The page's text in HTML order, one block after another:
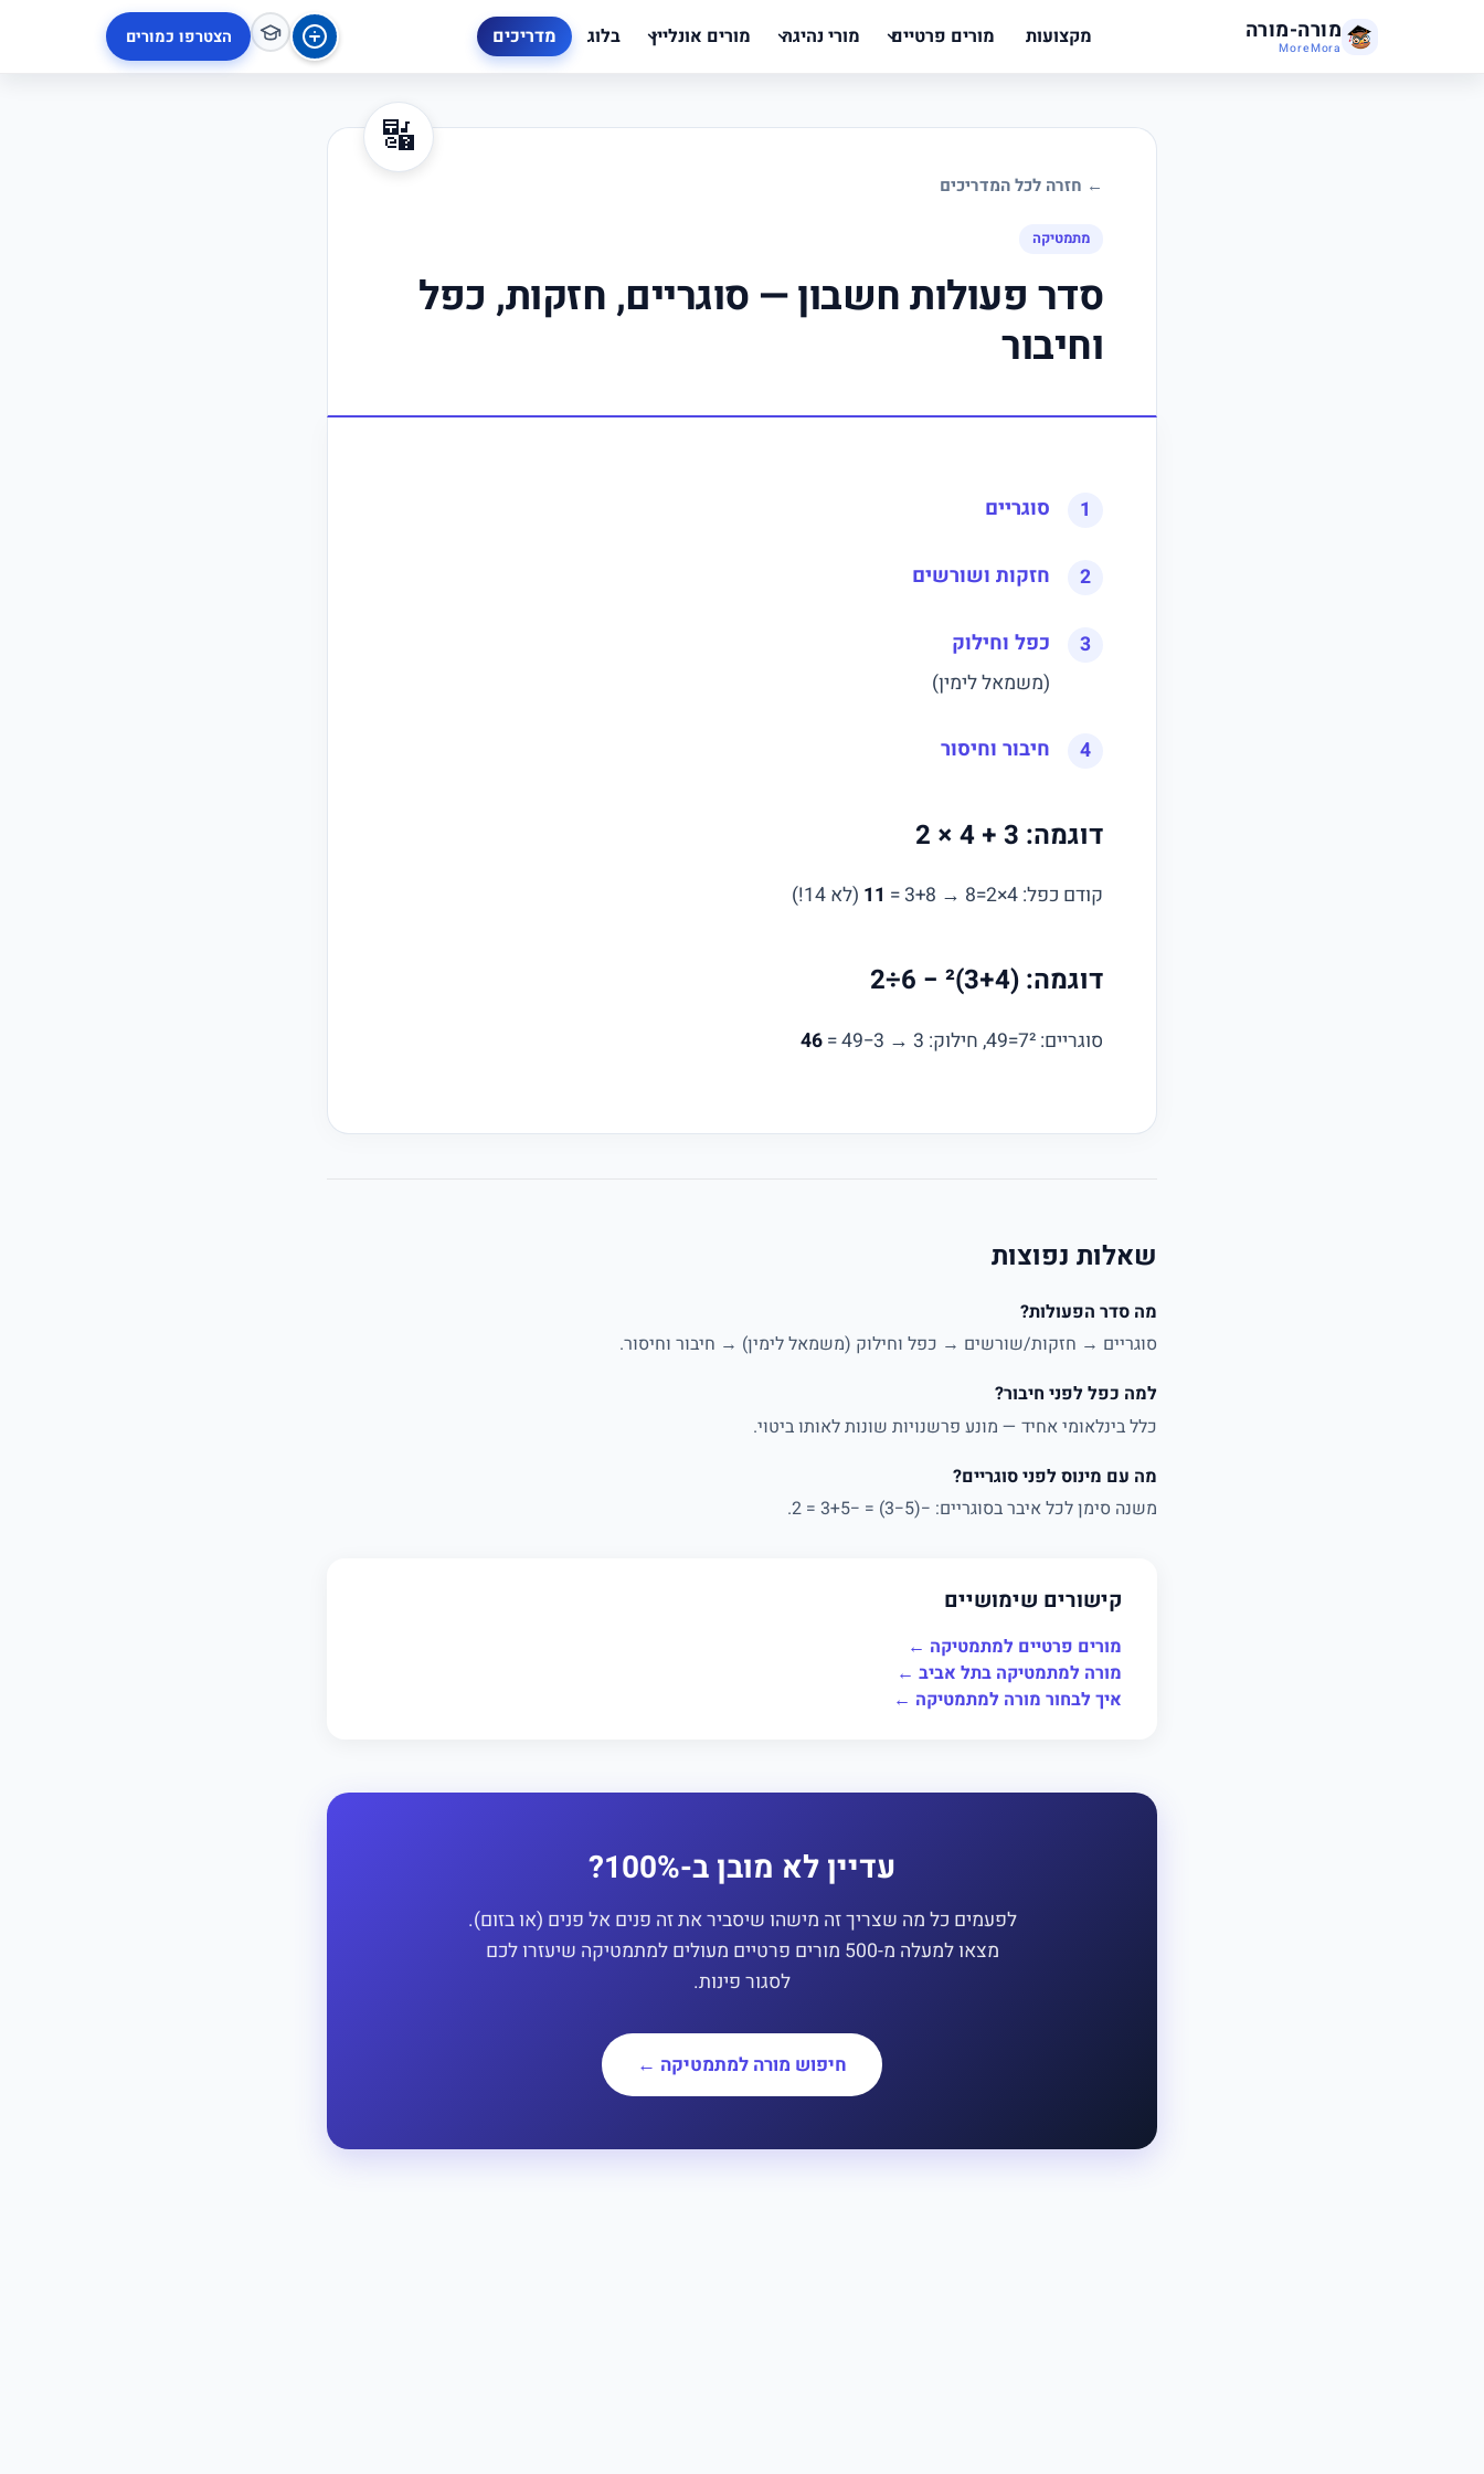
מורה-מורה
MoreMora מקצועות מורים פרטיים מורי נהיגה מורים אונליין בלוג מדריכים הצטרפו כמורים
← חזרה לכל המדריכים
מתמטיקה
סדר פעולות חשבון — סוגריים, חזקות, כפל
וחיבור
🔣
סוגריים
חזקות ושורשים
כפל וחילוק
(משמאל לימין)
חיבור וחיסור
דוגמה: 3 + 4 × 2
קודם כפל: 4×2=8 → 3+8 = 11 (לא 14!)
דוגמה: (3+4)² − 6÷2
סוגריים: 7²=49, חילוק: 3 → 49−3 = 46
שאלות נפוצות
מה סדר הפעולות?
סוגריים → חזקות/שורשים → כפל וחילוק (משמאל לימין) → חיבור וחיסור.
למה כפל לפני חיבור?
כלל בינלאומי אחיד — מונע פרשנויות שונות לאותו ביטוי.
מה עם מינוס לפני סוגריים?
משנה סימן לכל איבר בסוגריים: −(3−5) = −3+5 = 2.
קישורים שימושיים
מורים פרטיים למתמטיקה ←
מורה למתמטיקה בתל אביב ←
איך לבחור מורה למתמטיקה ←
עדיין לא מובן ב-100%?
לפעמים כל מה שצריך זה מישהו שיסביר את זה פנים אל פנים (או בזום).
מצאו למעלה מ-500 מורים פרטיים מעולים למתמטיקה שיעזרו לכם
לסגור פינות.
חיפוש מורה למתמטיקה ←